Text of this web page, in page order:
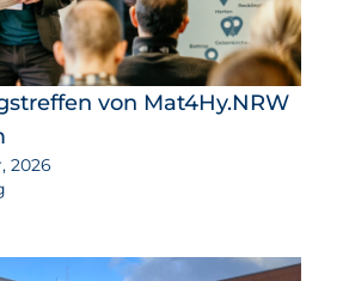
von Mat4Hy.NRW
2026